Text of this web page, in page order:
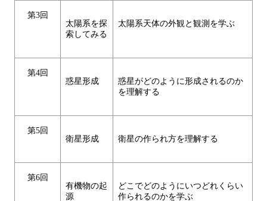
第3回
太陽系を探
索してみる
太陽系天体の外観と観測を学ぶ
第4回
惑星形成
惑星がどのように形成されるのか
を理解する
第5回
衛星形成
衛星の作られ方を理解する
第6回
有機物の起
源
どこでどのようにいつどれくらい
作られるのかを学ぶ